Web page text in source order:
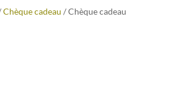
Chèque cadeau / Chèque cadeau